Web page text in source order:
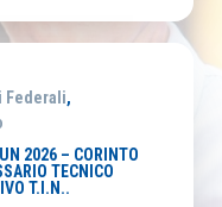
Federali,
2026 – CORINTO
TECNICO
T.I.N..